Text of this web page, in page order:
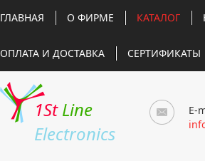
ГЛАВНАЯ О ФИРМЕ КАТАЛОГ
ОПЛАТА И ДОСТАВКА СЕРТИФИКАТЫ
1St Line
Electronics
E-